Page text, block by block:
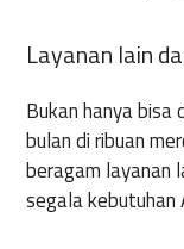
Layanan lain
Bukan hanya bisa
bulan di ribuan
beragam layanan
segala kebutuhan